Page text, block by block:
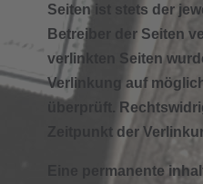
Seiten ist stets der
Betreiber der Seiten
verlinkten Seiten
Verlinkung auf
überprüft.
Zeitpunkt der
Eine permanente